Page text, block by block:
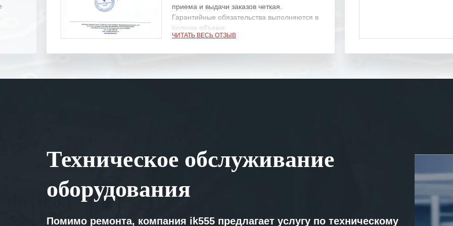
приема и выдачи заказов четкая.
Гарантийные обязательства выполняются в
полном объеме.
нашими компаниями открытые и
доверительные партнерские отношения и
искренне желаем «Инженерной компании
«555» долгих лет успеха и процветания.
ЧИТАТЬ ВЕСЬ ОТЗЫВ
Техническое обслуживание
оборудования
Помимо ремонта, компания ik555 предлагает услугу по техническому